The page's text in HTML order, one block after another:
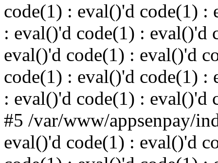
code(1) : eval()'d code(1) :
: eval()'d code(1) : eval()'d
eval()'d code(1) : eval()'d
code(1) : eval()'d code(1) :
: eval()'d code(1) : eval()'d
#5 /var/www/appsenpay/
eval()'d code(1) : eval()'d